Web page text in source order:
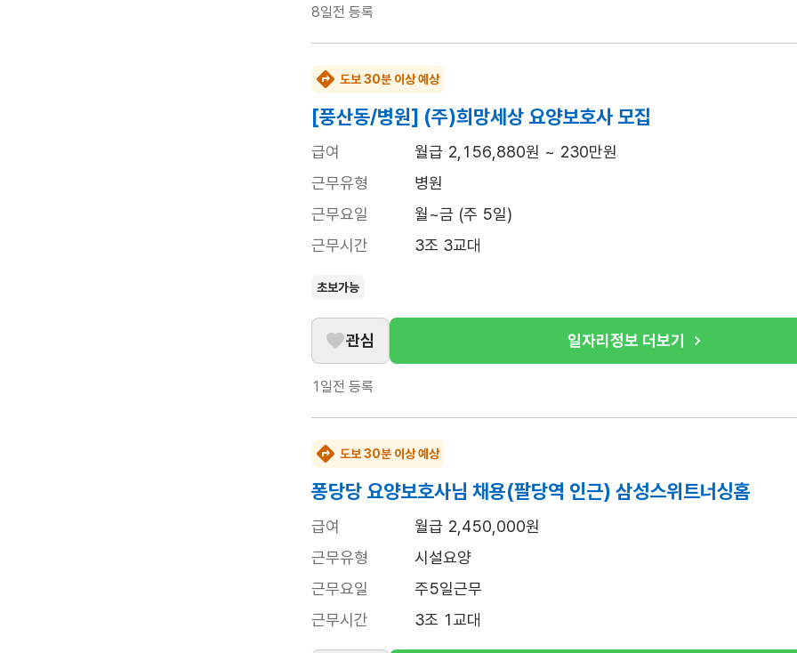
8일전 등록
도보 30분 이상 예상
[풍산동/병원] (주)희망세상 요양보호사 모집
급여
월급 2,156,880원 ~ 230만원
근무유형
병원
근무요일
월~금 (주 5일)
근무시간
3조 3교대
초보가능
관심 일자리정보 더보기
1일전 등록
도보 30분 이상 예상
퐁당당 요양보호사님 채용(팔당역 인근) 삼성스위트너싱홈
급여
월급 2,450,000원
근무유형
시설요양
근무요일
주5일근무
근무시간
3조 1교대